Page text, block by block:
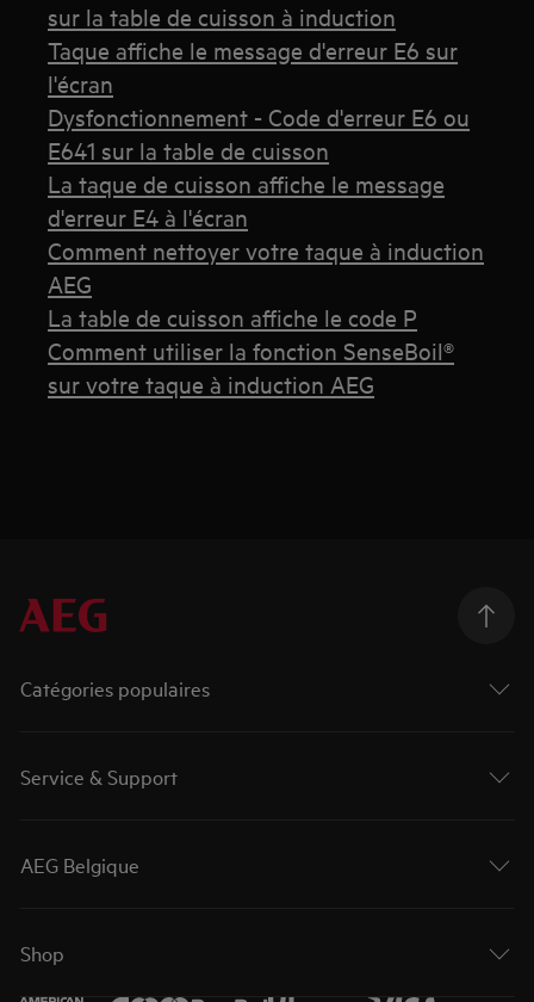
sur la table de cuisson à induction
Taque affiche le message d'erreur E6 sur
l'écran
Dysfonctionnement - Code d'erreur E6 ou
E641 sur la table de cuisson
La taque de cuisson affiche le message
d'erreur E4 à l'écran
Comment nettoyer votre taque à induction
AEG
La table de cuisson affiche le code P
Comment utiliser la fonction SenseBoil®
sur votre taque à induction AEG
Catégories populaires
Service & Support
AEG Belgique
Shop